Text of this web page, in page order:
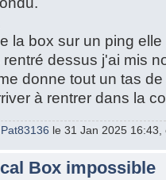
la box sur un ping
dessus j'ai mis
donne tout un tas
à rentrer dans la
Pat83136 le 31 Jan 2025 16:43,
Box impossible